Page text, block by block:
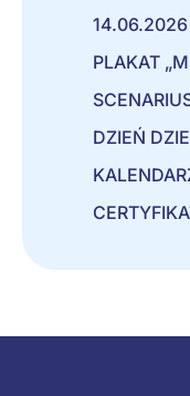
14.06.2026
PLAKAT
DZIEŃ